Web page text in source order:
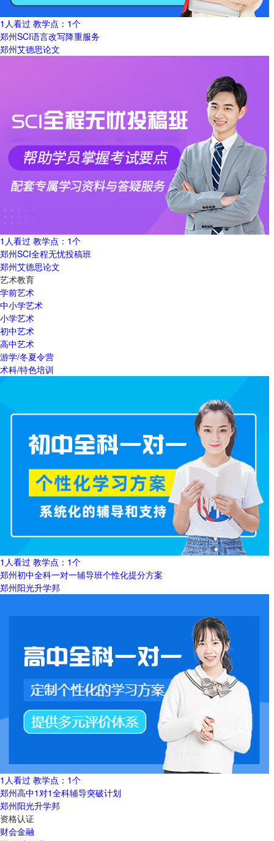
1人看过 教学点： 1个
郑州SCI语言改写降重服务
郑州艾德思论文
1人看过 教学点： 1个
郑州SCI全程无忧投稿班
郑州艾德思论文
艺术教育
学前艺术
中小学艺术
小学艺术
初中艺术
高中艺术
游学/冬夏令营
术科/特色培训
1人看过 教学点： 1个
郑州初中全科一对一辅导班个性化提分方案
郑州阳光升学邦
1人看过 教学点： 1个
郑州高中1对1全科辅导突破计划
郑州阳光升学邦
资格认证
财会金融